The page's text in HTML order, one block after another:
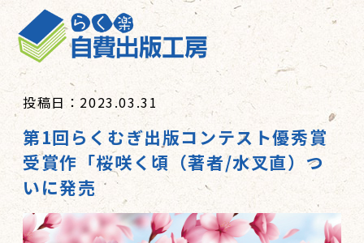
投稿日：2023.03.31
第1回らくむぎ出版コンテスト優秀賞
受賞作「桜咲く頃（著者/水叉直）つ
いに発売